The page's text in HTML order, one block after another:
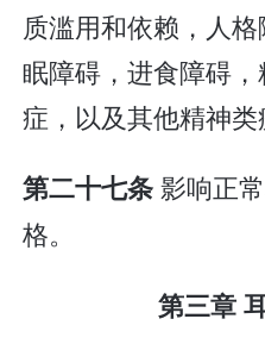
质滥用和依赖，人
眠障碍，进食障碍
症，以及其他精神类
第二十七条影响正
格。
第三章